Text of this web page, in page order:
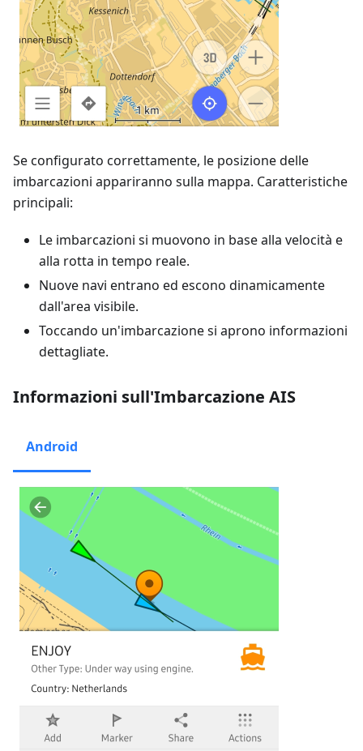
Se configurato correttamente, le posizione delle
imbarcazioni appariranno sulla mappa. Caratteristiche
principali:
Le imbarcazioni si muovono in base alla velocità e
alla rotta in tempo reale.
Nuove navi entrano ed escono dinamicamente
dall'area visibile.
Toccando un'imbarcazione si aprono informazioni
dettagliate.
Informazioni sull'Imbarcazione AIS
Android